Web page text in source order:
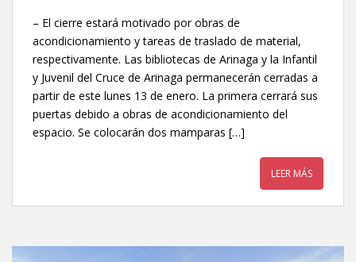
– El cierre estará motivado por obras de
acondicionamiento y tareas de traslado de material,
respectivamente. Las bibliotecas de Arinaga y la Infantil
y Juvenil del Cruce de Arinaga permanecerán cerradas a
partir de este lunes 13 de enero. La primera cerrará sus
puertas debido a obras de acondicionamiento del
espacio. Se colocarán dos mamparas […]
LEER MÁS